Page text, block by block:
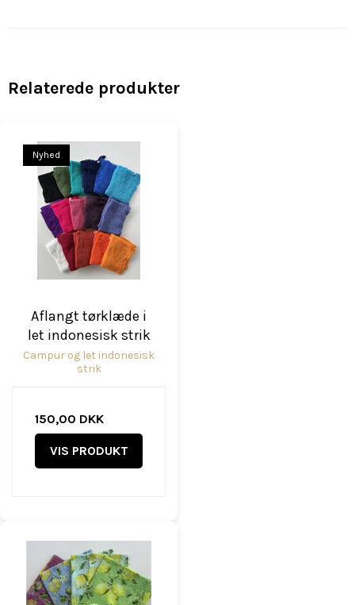
Relaterede produkter
Nyhed
Aflangt tørklæde i
let indonesisk strik
Campur og let indonesisk
strik
150,00 DKK
VIS PRODUKT